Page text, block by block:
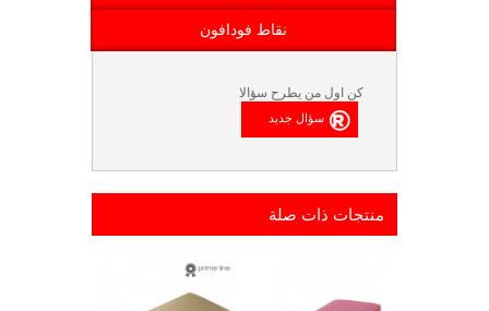
نقاط فودافون
كن اول من يطرح سؤالا
منتجات ذات صلة